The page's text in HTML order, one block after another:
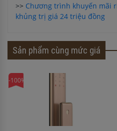
>> Chương trình khuyến mãi
khủng trị giá 24 triệu đồng
Sản phẩm cùng mức giá
-100%